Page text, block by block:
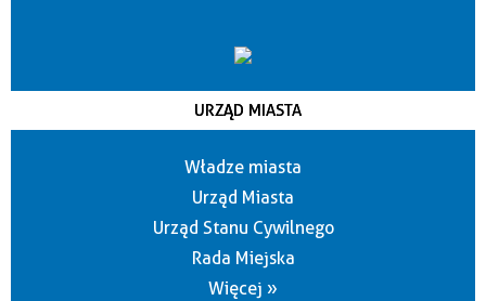
URZĄD MIASTA
Władze miasta
Urząd Miasta
Urząd Stanu Cywilnego
Rada Miejska
Więcej »